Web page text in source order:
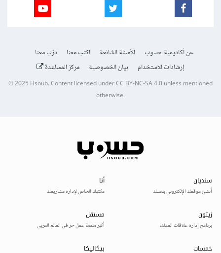
عن أكاديمية حسوب الأسئلة الشائعة اكتب معنا
درّب معنا
إرشادات الاستخدام
بيان الخصوصية مركز المساعدة
© 2025Hsoub.Content licensed underCC BY-NC-SA 4.0unless mentioned
otherwise.